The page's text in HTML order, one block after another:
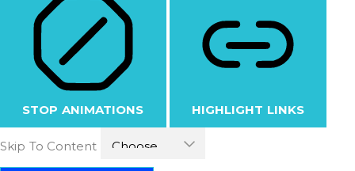
STOP ANIMATIONS HIGHLIGHT LINKS
Skip To Content